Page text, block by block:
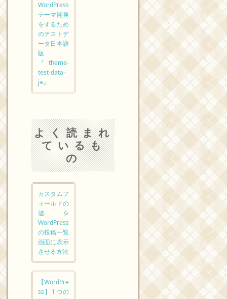
WordPress
テーマ開発
をするため
のテストデ
ータ日本語
版
『theme-
test-data-
ja』
よく読まれ
ているも
の
カスタムフ
ィールドの
値を
WordPress
の投稿一覧
画面に表示
させる方法
【WordPre
ss】1つの